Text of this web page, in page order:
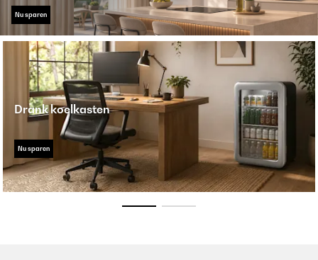
Nu sparen
Drank koelkasten
Nu sparen